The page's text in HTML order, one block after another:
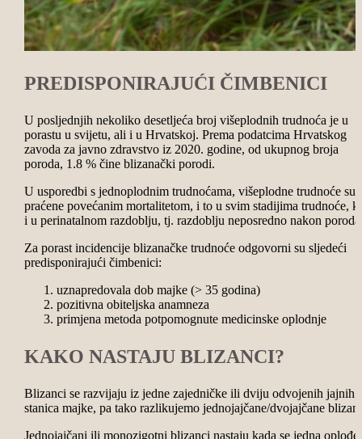
PREDISPONIRAJUĆI ČIMBENICI
U posljednjih nekoliko desetljeća broj višeplodnih trudnoća je u
porastu u svijetu, ali i u Hrvatskoj. Prema podatcima Hrvatskog
zavoda za javno zdravstvo iz 2020. godine, od ukupnog broja
poroda, 1.8 % čine blizanački porodi.
U usporedbi s jednoplodnim trudnoćama, višeplodne trudnoće su
praćene povećanim mortalitetom, i to u svim stadijima trudnoće,
i u perinatalnom razdoblju, tj. razdoblju neposredno nakon
Za porast incidencije blizanačke trudnoće odgovorni su sljedeći
predisponirajući čimbenici:
uznapredovala dob majke (> 35 godina)
pozitivna obiteljska anamneza
primjena metoda potpomognute medicinske oplodnje
KAKO NASTAJU BLIZANCI?
Blizanci se razvijaju iz jedne zajedničke ili dviju odvojenih jajnih
stanica majke, pa tako razlikujemo jednojajčane/dvojajčane
Jednojajčani ili monozigotni blizanci nastaju kada se jedna